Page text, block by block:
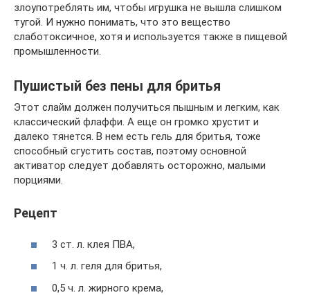
злоупотреблять им, чтобы игрушка не вышла слишком
тугой. И нужно понимать, что это вещество
слаботоксичное, хотя и используется также в пищевой
промышленности.
Пушистый без пены для бритья
Этот слайм должен получиться пышным и легким, как
классический флаффи. А еще он громко хрустит и
далеко тянется. В нем есть гель для бритья, тоже
способный сгустить состав, поэтому основной
активатор следует добавлять осторожно, малыми
порциями.
Рецепт
3 ст. л. клея ПВА,
1 ч. л. геля для бритья,
0,5 ч. л. жирного крема,